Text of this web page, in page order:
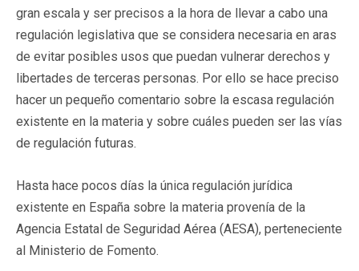
gran escala y ser precisos a la hora de llevar a cabo una
regulación legislativa que se considera necesaria en aras
de evitar posibles usos que puedan vulnerar derechos y
libertades de terceras personas. Por ello se hace preciso
hacer un pequeño comentario sobre la escasa regulación
existente en la materia y sobre cuáles pueden ser las vías
de regulación futuras.
Hasta hace pocos días la única regulación jurídica
existente en España sobre la materia provenía de la
Agencia Estatal de Seguridad Aérea (AESA), perteneciente
al Ministerio de Fomento.